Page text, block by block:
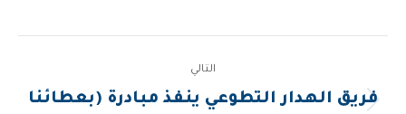
navigation
التالي
المقالة
فريق الهدار التطوعي ينفذ مبادرة (بعطائنا